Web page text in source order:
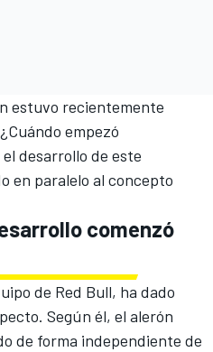
estuvo recientemente
empezó
desarrollo de este
en paralelo al concepto
comenzó
de Red Bull, ha dado
Según él, el alerón
de forma independiente de